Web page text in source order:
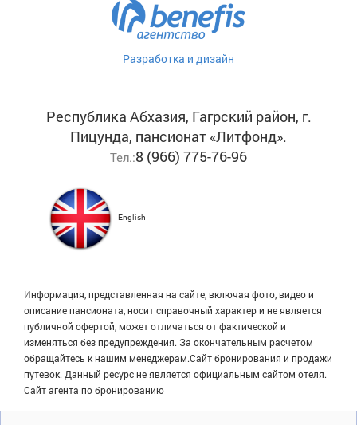
Разработка и дизайн
Республика Абхазия, Гагрский район, г.
Пицунда, пансионат «Литфонд».
Тел.:8 (966) 775-76-96
English
Информация, представленная на сайте, включая фото, видео и
описание пансионата, носит справочный характер и не является
публичной офертой, может отличаться от фактической и
изменяться без предупреждения. За окончательным расчетом
обращайтесь к нашим менеджерам.Сайт бронирования и продажи
путевок. Данный ресурс не является официальным сайтом отеля.
Сайт агента по бронированию